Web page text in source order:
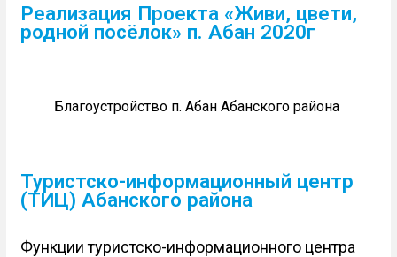
Реализация Проекта «Живи, цвети,
родной посёлок» п. Абан 2020г
Благоустройство п. Абан Абанского района
Туристско-информационный центр
(ТИЦ) Абанского района
Функции туристско-информационного центра